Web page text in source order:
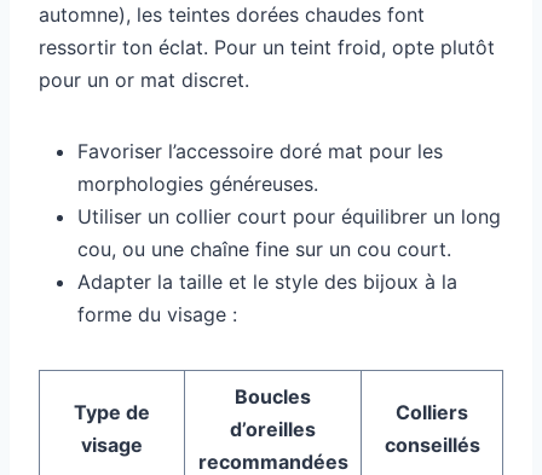
automne), les teintes dorées chaudes font
ressortir ton éclat. Pour un teint froid, opte plutôt
pour un or mat discret.
Favoriser l’accessoire doré mat pour les
morphologies généreuses.
Utiliser un collier court pour équilibrer un long
cou, ou une chaîne fine sur un cou court.
Adapter la taille et le style des bijoux à la
forme du visage :
Type de
visage
Boucles
d’oreilles
recommandées
Colliers
conseillés